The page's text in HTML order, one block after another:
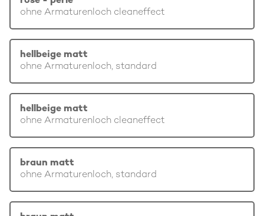
ohne Armaturenloch cleaneffect
hellbeige matt
ohne Armaturenloch, standard
hellbeige matt
ohne Armaturenloch cleaneffect
braun matt
ohne Armaturenloch, standard